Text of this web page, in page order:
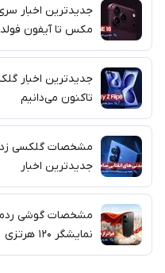
مکس تا آیفون فولد
تاکنون می‌دانیم
جدیدترین اخبار
نمایشگر ۱۲۰ هرتزی